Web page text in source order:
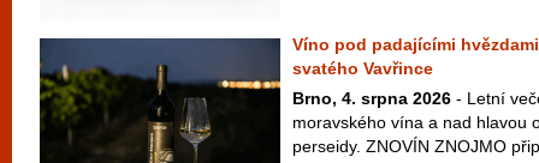
Víno pod padajícími
svatého Vavřince
Brno, 4. srpna 2026 - Letní
moravského vína a nad hlavou
perseidy. ZNOVÍN ZNOJMO